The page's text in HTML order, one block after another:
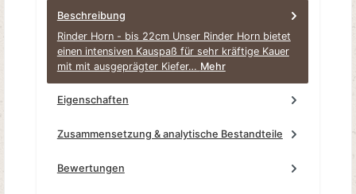
Beschreibung
Rinder Horn - bis 22cm Unser Rinder Horn bietet
einen intensiven Kauspaß für sehr kräftige Kauer
mit mit ausgeprägter Kiefer… Mehr
Eigenschaften
Zusammensetzung & analytische Bestandteile
Bewertungen